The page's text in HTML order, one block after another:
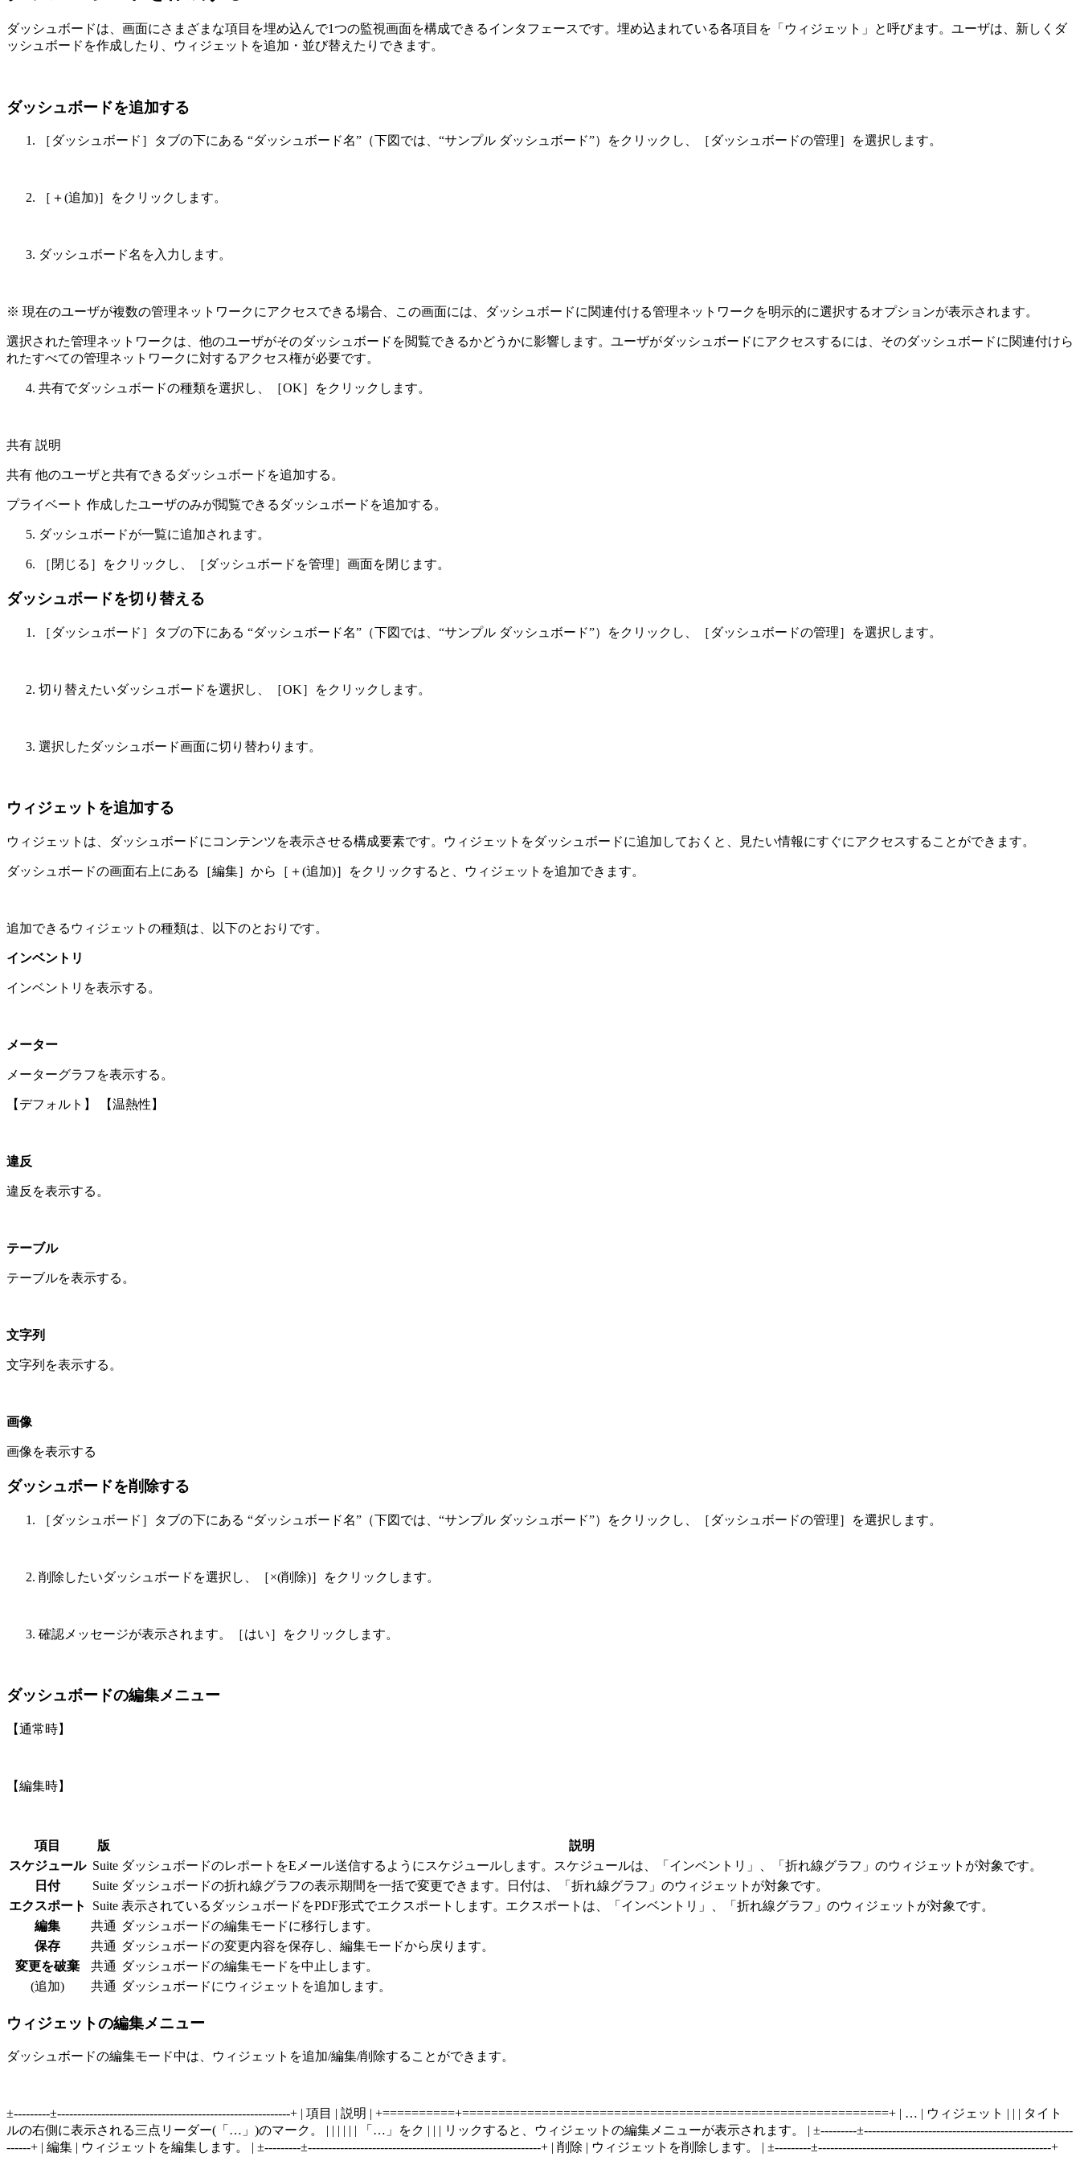
ダッシュボードは、画面にさまざまな項目を埋め込んで1つの監視画面を構成できるインタフェースです。埋め込まれている各項目を「ウィジェット」と呼びます。ユーザは、新しくダ
ッシュボードを作成したり、ウィジェットを追加・並び替えたりできます。
ダッシュボードを追加する
［ダッシュボード］タブの下にある “ダッシュボード名”（下図では、“サンプル ダッシュボード”）をクリックし、［ダッシュボードの管理］を選択します。
［＋(追加)］をクリックします。
ダッシュボード名を入力します。
※ 現在のユーザが複数の管理ネットワークにアクセスできる場合、この画面には、ダッシュボードに関連付ける管理ネットワークを明示的に選択するオプションが表示されます。
選択された管理ネットワークは、他のユーザがそのダッシュボードを閲覧できるかどうかに影響します。ユーザがダッシュボードにアクセスするには、そのダッシュボードに関連付けら
れたすべての管理ネットワークに対するアクセス権が必要です。
共有でダッシュボードの種類を選択し、［OK］をクリックします。
共有 説明
共有 他のユーザと共有できるダッシュボードを追加する。
プライベート 作成したユーザのみが閲覧できるダッシュボードを追加する。
ダッシュボードが一覧に追加されます。
［閉じる］をクリックし、［ダッシュボードを管理］画面を閉じます。
ダッシュボードを切り替える
［ダッシュボード］タブの下にある “ダッシュボード名”（下図では、“サンプル ダッシュボード”）をクリックし、［ダッシュボードの管理］を選択します。
切り替えたいダッシュボードを選択し、［OK］をクリックします。
選択したダッシュボード画面に切り替わります。
ウィジェットを追加する
ウィジェットは、ダッシュボードにコンテンツを表示させる構成要素です。ウィジェットをダッシュボードに追加しておくと、見たい情報にすぐにアクセスすることができます。
ダッシュボードの画面右上にある［編集］から［＋(追加)］をクリックすると、ウィジェットを追加できます。
追加できるウィジェットの種類は、以下のとおりです。
インベントリ
インベントリを表示する。
メーター
メーターグラフを表示する。
【デフォルト】 【温熱性】
違反
違反を表示する。
テーブル
テーブルを表示する。
文字列
文字列を表示する。
画像
画像を表示する
ダッシュボードを削除する
［ダッシュボード］タブの下にある “ダッシュボード名”（下図では、“サンプル ダッシュボード”）をクリックし、［ダッシュボードの管理］を選択します。
削除したいダッシュボードを選択し、［×(削除)］をクリックします。
確認メッセージが表示されます。［はい］をクリックします。
ダッシュボードの編集メニュー
【通常時】
【編集時】
項目 版
説明
スケジュール Suite ダッシュボードのレポートをEメール送信するようにスケジュールします。スケジュールは、「インベントリ」、「折れ線グラフ」のウィジェットが対象です。
日付
Suite ダッシュボードの折れ線グラフの表示期間を一括で変更できます。日付は、「折れ線グラフ」のウィジェットが対象です。
エクスポート
Suite 表示されているダッシュボードをPDF形式でエクスポートします。エクスポートは、「インベントリ」、「折れ線グラフ」のウィジェットが対象です。
編集
共通 ダッシュボードの編集モードに移行します。
保存
共通 ダッシュボードの変更内容を保存し、編集モードから戻ります。
変更を破棄
共通 ダッシュボードの編集モードを中止します。
(追加)
共通 ダッシュボードにウィジェットを追加します。
ウィジェットの編集メニュー
ダッシュボードの編集モード中は、ウィジェットを追加/編集/削除することができます。
±---------±----------------------------------------------------------+ | 項目 | 説明 | +==========+===========================================================+ | … | ウィジェット | | | タイト
ルの右側に表示される三点リーダー(「…」)のマーク。 | | | | | | 「…」をク | | | リックすると、ウィジェットの編集メニューが表示されます。 | ±---------±----------------------------------------------------
------+ | 編集 | ウィジェットを編集します。 | ±---------±----------------------------------------------------------+ | 削除 | ウィジェットを削除します。 | ±---------±----------------------------------------------------------+